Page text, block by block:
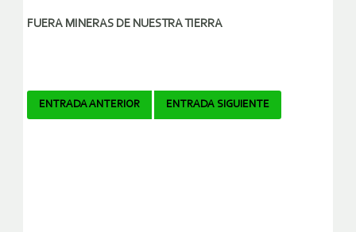
FUERA MINERAS DE NUESTRA TIERRA
Navegador
ENTRADA ANTERIOR ENTRADA SIGUIENTE